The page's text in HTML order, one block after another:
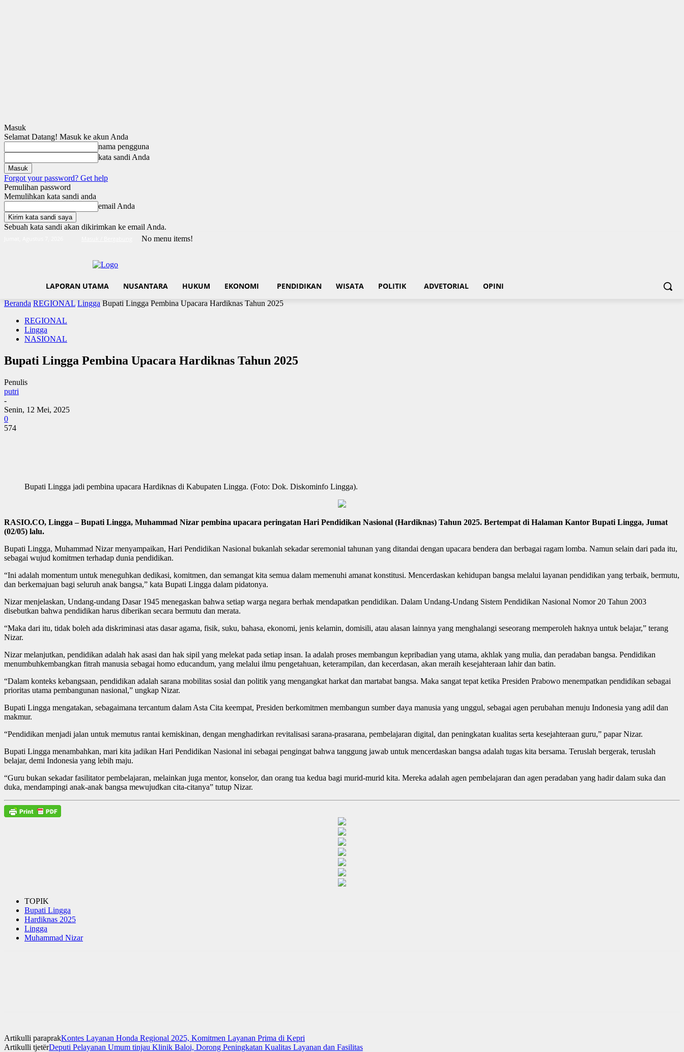
Masuk
Selamat Datang! Masuk ke akun Anda
nama pengguna
kata sandi Anda
Forgot your password? Get help
Pemulihan password
Memulihkan kata sandi anda
email Anda
Sebuah kata sandi akan dikirimkan ke email Anda.
No menu items!
LAPORAN UTAMA NUSANTARA HUKUM EKONOMI PENDIDIKAN WISATA POLITIK ADVETORIAL OPINI
Beranda REGIONAL Lingga Bupati Lingga Pembina Upacara Hardiknas Tahun 2025
REGIONAL
Lingga
NASIONAL
Bupati Lingga Pembina Upacara Hardiknas Tahun 2025
Penulis
putri
-
Senin, 12 Mei, 2025
0
574
Bupati Lingga jadi pembina upacara Hardiknas di Kabupaten Lingga. (Foto: Dok. Diskominfo Lingga).
RASIO.CO, Lingga – Bupati Lingga, Muhammad Nizar pembina upacara peringatan Hari Pendidikan Nasional (Hardiknas) Tahun 2025. Bertempat di Halaman Kantor Bupati Lingga, Jumat
(02/05) lalu.
Bupati Lingga, Muhammad Nizar menyampaikan, Hari Pendidikan Nasional bukanlah sekadar seremonial tahunan yang ditandai dengan upacara bendera dan berbagai ragam lomba. Namun selain dari pada itu,
sebagai wujud komitmen terhadap dunia pendidikan.
“Ini adalah momentum untuk meneguhkan dedikasi, komitmen, dan semangat kita semua dalam memenuhi amanat konstitusi. Mencerdaskan kehidupan bangsa melalui layanan pendidikan yang terbaik, bermutu,
dan berkemajuan bagi seluruh anak bangsa,” kata Bupati Lingga dalam pidatonya.
Nizar menjelaskan, Undang-undang Dasar 1945 menegaskan bahwa setiap warga negara berhak mendapatkan pendidikan. Dalam Undang-Undang Sistem Pendidikan Nasional Nomor 20 Tahun 2003
disebutkan bahwa pendidikan harus diberikan secara bermutu dan merata.
“Maka dari itu, tidak boleh ada diskriminasi atas dasar agama, fisik, suku, bahasa, ekonomi, jenis kelamin, domisili, atau alasan lainnya yang menghalangi seseorang memperoleh haknya untuk belajar,” terang
Nizar.
Nizar melanjutkan, pendidikan adalah hak asasi dan hak sipil yang melekat pada setiap insan. Ia adalah proses membangun kepribadian yang utama, akhlak yang mulia, dan peradaban bangsa. Pendidikan
menumbuhkembangkan fitrah manusia sebagai homo educandum, yang melalui ilmu pengetahuan, keterampilan, dan kecerdasan, akan meraih kesejahteraan lahir dan batin.
“Dalam konteks kebangsaan, pendidikan adalah sarana mobilitas sosial dan politik yang mengangkat harkat dan martabat bangsa. Maka sangat tepat ketika Presiden Prabowo menempatkan pendidikan sebagai
prioritas utama pembangunan nasional,” ungkap Nizar.
Bupati Lingga mengatakan, sebagaimana tercantum dalam Asta Cita keempat, Presiden berkomitmen membangun sumber daya manusia yang unggul, sebagai agen perubahan menuju Indonesia yang adil dan
makmur.
“Pendidikan menjadi jalan untuk memutus rantai kemiskinan, dengan menghadirkan revitalisasi sarana-prasarana, pembelajaran digital, dan peningkatan kualitas serta kesejahteraan guru,” papar Nizar.
Bupati Lingga menambahkan, mari kita jadikan Hari Pendidikan Nasional ini sebagai pengingat bahwa tanggung jawab untuk mencerdaskan bangsa adalah tugas kita bersama. Teruslah bergerak, teruslah
belajar, demi Indonesia yang lebih maju.
“Guru bukan sekadar fasilitator pembelajaran, melainkan juga mentor, konselor, dan orang tua kedua bagi murid-murid kita. Mereka adalah agen pembelajaran dan agen peradaban yang hadir dalam suka dan
duka, mendampingi anak-anak bangsa mewujudkan cita-citanya” tutup Nizar.
TOPIK
Bupati Lingga
Hardiknas 2025
Lingga
Muhammad Nizar
Artikulli paraprakKontes Layanan Honda Regional 2025, Komitmen Layanan Prima di Kepri
Artikulli tjetërDeputi Pelayanan Umum tinjau Klinik Baloi, Dorong Peningkatan Kualitas Layanan dan Fasilitas